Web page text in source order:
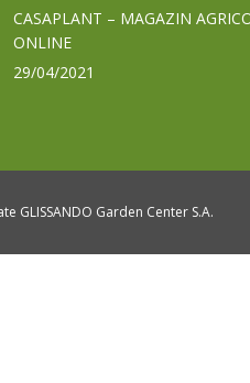
CASAPLANT – MAGAZIN
ONLINE
29/04/2021
GLISSANDO Garden Center S.A.